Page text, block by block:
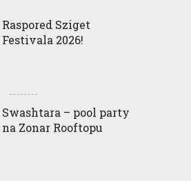
Raspored Sziget
Festivala 2026!
Swashtara – pool party
na Zonar Rooftopu